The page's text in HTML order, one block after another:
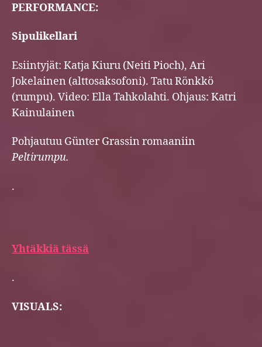
PERFORMANCE:
Sipulikellari
Esiintyjät: Katja Kiuru (Neiti Pioch), Ari
Jokelainen (alttosaksofoni). Tatu Rönkkö
(rumpu). Video: Ella Tahkolahti. Ohjaus: Katri
Kainulainen
Pohjautuu Günter Grassin romaaniin
Peltirumpu.
.
Yhtäkkiä tässä
.
VISUALS: